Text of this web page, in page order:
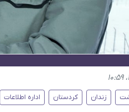
زندان کردستان اداره اطلاعات